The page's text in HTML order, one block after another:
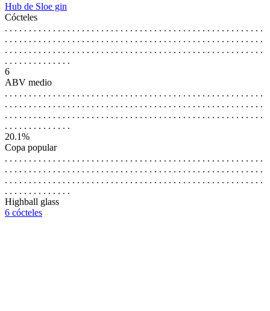
Hub de Sloe gin
Cócteles
. . . . . . . . . . . . . . . . . . . . . . . . . . . . . . . . . . . . . . . . . . . . . . . . . . . . . .
. . . . . . . . . . . . . . . . . . . . . . . . . . . . . . . . . . . . . . . . . . . . . . . . . . . . . .
. . . . . . . . . . . . . . . . . . . . . . . . . . . . . . . . . . . . . . . . . . . . . . . . . . . . . .
. . . . . . . . . . . . . .
6
ABV medio
. . . . . . . . . . . . . . . . . . . . . . . . . . . . . . . . . . . . . . . . . . . . . . . . . . . . . .
. . . . . . . . . . . . . . . . . . . . . . . . . . . . . . . . . . . . . . . . . . . . . . . . . . . . . .
. . . . . . . . . . . . . . . . . . . . . . . . . . . . . . . . . . . . . . . . . . . . . . . . . . . . . .
. . . . . . . . . . . . . .
20.1%
Copa popular
. . . . . . . . . . . . . . . . . . . . . . . . . . . . . . . . . . . . . . . . . . . . . . . . . . . . . .
. . . . . . . . . . . . . . . . . . . . . . . . . . . . . . . . . . . . . . . . . . . . . . . . . . . . . .
. . . . . . . . . . . . . . . . . . . . . . . . . . . . . . . . . . . . . . . . . . . . . . . . . . . . . .
. . . . . . . . . . . . . .
Highball glass
6 cócteles